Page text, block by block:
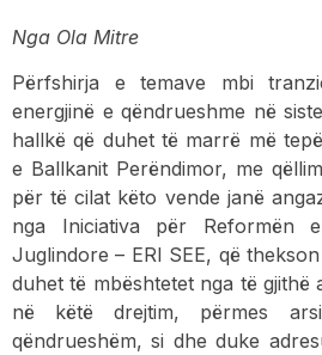
Nga Ola Mitre
Përfshirja e temave mbi
energjinë e qëndrueshme në
hallkë që duhet të marrë më
e Ballkanit Perëndimor, me
për të cilat këto vende janë
nga Iniciativa për Reformën
Juglindore – ERI SEE, që
duhet të mbështetet nga të
në këtë drejtim, përmes
qëndrueshëm, si dhe duke